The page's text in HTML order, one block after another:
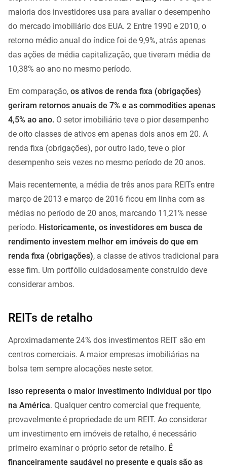
maioria dos investidores usa para avaliar o desempenho
do mercado imobiliário dos EUA. 2 Entre 1990 e 2010, o
retorno médio anual do índice foi de 9,9%, atrás apenas
das ações de média capitalização, que tiveram média de
10,38% ao ano no mesmo período.
Em comparação, os ativos de renda fixa (obrigações)
geriram retornos anuais de 7% e as commodities apenas
4,5% ao ano. O setor imobiliário teve o pior desempenho
de oito classes de ativos em apenas dois anos em 20. A
renda fixa (obrigações), por outro lado, teve o pior
desempenho seis vezes no mesmo período de 20 anos.
Mais recentemente, a média de três anos para REITs entre
março de 2013 e março de 2016 ficou em linha com as
médias no período de 20 anos, marcando 11,21% nesse
período. Historicamente, os investidores em busca de
rendimento investem melhor em imóveis do que em
renda fixa (obrigações), a classe de ativos tradicional para
esse fim. Um portfólio cuidadosamente construído deve
considerar ambos.
REITs de retalho
Aproximadamente 24% dos investimentos REIT são em
centros comerciais. A maior empresas imobiliárias na
bolsa tem sempre alocações neste setor.
Isso representa o maior investimento individual por tipo
na América. Qualquer centro comercial que frequente,
provavelmente é propriedade de um REIT. Ao considerar
um investimento em imóveis de retalho, é necessário
primeiro examinar o próprio setor de retalho. É
financeiramente saudável no presente e quais são as